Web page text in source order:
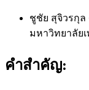
ชูชัย สุจิวรกุล
มหาวิทยาลัย
คำสำคัญ: